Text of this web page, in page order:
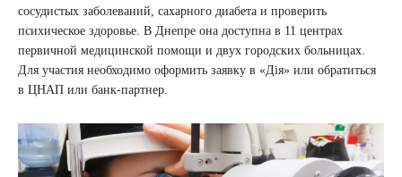
сосудистых заболеваний, сахарного диабета и проверить
психическое здоровье. В Днепре она доступна в 11 центрах
первичной медицинской помощи и двух городских больницах.
Для участия необходимо оформить заявку в «Дія» или обратиться
в ЦНАП или банк-партнер.